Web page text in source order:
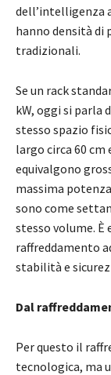
dell’intelligenza
hanno densità
tradizionali.
Se un rack
kW, oggi si parla
stesso spazio
largo circa 60 cm
equivalgono
massima
sono come
stesso volume. È
raffreddamento
stabilità e
Dal
Per questo il
tecnologica, ma